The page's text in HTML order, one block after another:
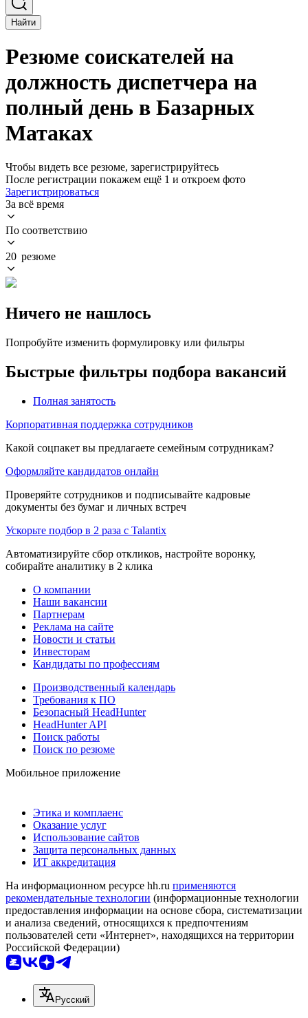
Найти
Резюме соискателей на
должность диспетчера на
полный день в Базарных
Матаках
Чтобы видеть все резюме, зарегистрируйтесь
После регистрации покажем ещё 1 и откроем фото
Зарегистрироваться
За всё время
По соответствию
20 резюме
Ничего не нашлось
Попробуйте изменить формулировку или фильтры
Быстрые фильтры подбора вакансий
Полная занятость
Корпоративная поддержка сотрудников
Какой соцпакет вы предлагаете семейным сотрудникам?
Оформляйте кандидатов онлайн
Проверяйте сотрудников и подписывайте кадровые
документы без бумаг и личных встреч
Ускорьте подбор в 2 раза с Talantix
Автоматизируйте сбор откликов, настройте воронку,
собирайте аналитику в 2 клика
О компании
Наши вакансии
Партнерам
Реклама на сайте
Новости и статьи
Инвесторам
Кандидаты по профессиям
Производственный календарь
Требования к ПО
Безопасный HeadHunter
HeadHunter API
Поиск работы
Поиск по резюме
Мобильное приложение
Этика и комплаенс
Оказание услуг
Использование сайтов
Защита персональных данных
ИТ аккредитация
На информационном ресурсе hh.ru применяются
рекомендательные технологии (информационные технологии
предоставления информации на основе сбора, систематизации
и анализа сведений, относящихся к предпочтениям
пользователей сети «Интернет», находящихся на территории
Российской Федерации)
Русский